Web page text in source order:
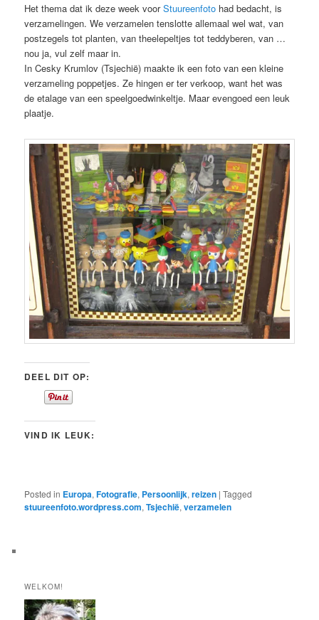
Het thema dat ik deze week voorStuureenfoto had bedacht, is
verzamelingen. We verzamelen tenslotte allemaal wel wat, van
postzegels tot planten, van theelepeltjes tot teddyberen, van …
nou ja, vul zelf maar in.
In Cesky Krumlov (Tsjechië) maakte ik een foto van een kleine
verzameling poppetjes. Ze hingen er ter verkoop, want het was
de etalage van een speelgoedwinkeltje. Maar evengoed een leuk
plaatje.
DEEL DIT OP:
VIND IK LEUK:
Posted in Europa,Fotografie, Persoonlijk,reizen |Tagged
stuureenfoto.wordpress.com,Tsjechië,verzamelen
WELKOM!